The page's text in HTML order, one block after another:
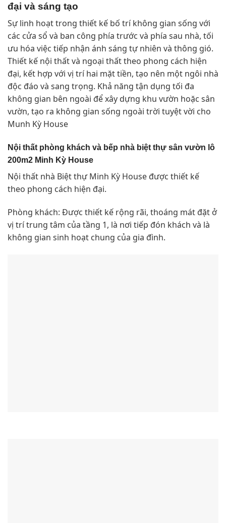
đại và sáng tạo
Sự linh hoạt trong thiết kế bố trí không gian sống với
các cửa sổ và ban công phía trước và phía sau nhà, tối
ưu hóa việc tiếp nhận ánh sáng tự nhiên và thông gió.
Thiết kế nội thất và ngoại thất theo phong cách hiện
đại, kết hợp với vị trí hai mặt tiền, tạo nên một ngôi nhà
độc đáo và sang trọng. Khả năng tận dụng tối đa
không gian bên ngoài để xây dựng khu vườn hoặc sân
vườn, tạo ra không gian sống ngoài trời tuyệt vời cho
Munh Kỳ House
Nội thất phòng khách và bếp nhà biệt thự sân vườn lô
200m2 Minh Kỳ House
Nội thất nhà Biệt thự Minh Kỳ House được thiết kế
theo phong cách hiện đại.
Phòng khách: Được thiết kế rộng rãi, thoáng mát đặt ở
vị trí trung tâm của tầng 1, là nơi tiếp đón khách và là
không gian sinh hoạt chung của gia đình.